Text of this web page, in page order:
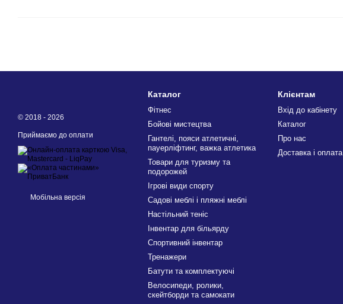
© 2018 - 2026
Приймаємо до оплати
Мобільна версія
Каталог
Фітнес
Бойові мистецтва
Гантелі, пояси атлетичні,
пауерліфтинг, важка атлетика
Товари для туризму та
подорожей
Ігрові види спорту
Садові меблі і пляжні меблі
Настільний теніс
Інвентар для більярду
Спортивний інвентар
Тренажери
Батути та комплектуючі
Велосипеди, ролики,
скейтборди та самокати
Клієнтам
Вхід до кабінету
Каталог
Про нас
Доставка і оплата